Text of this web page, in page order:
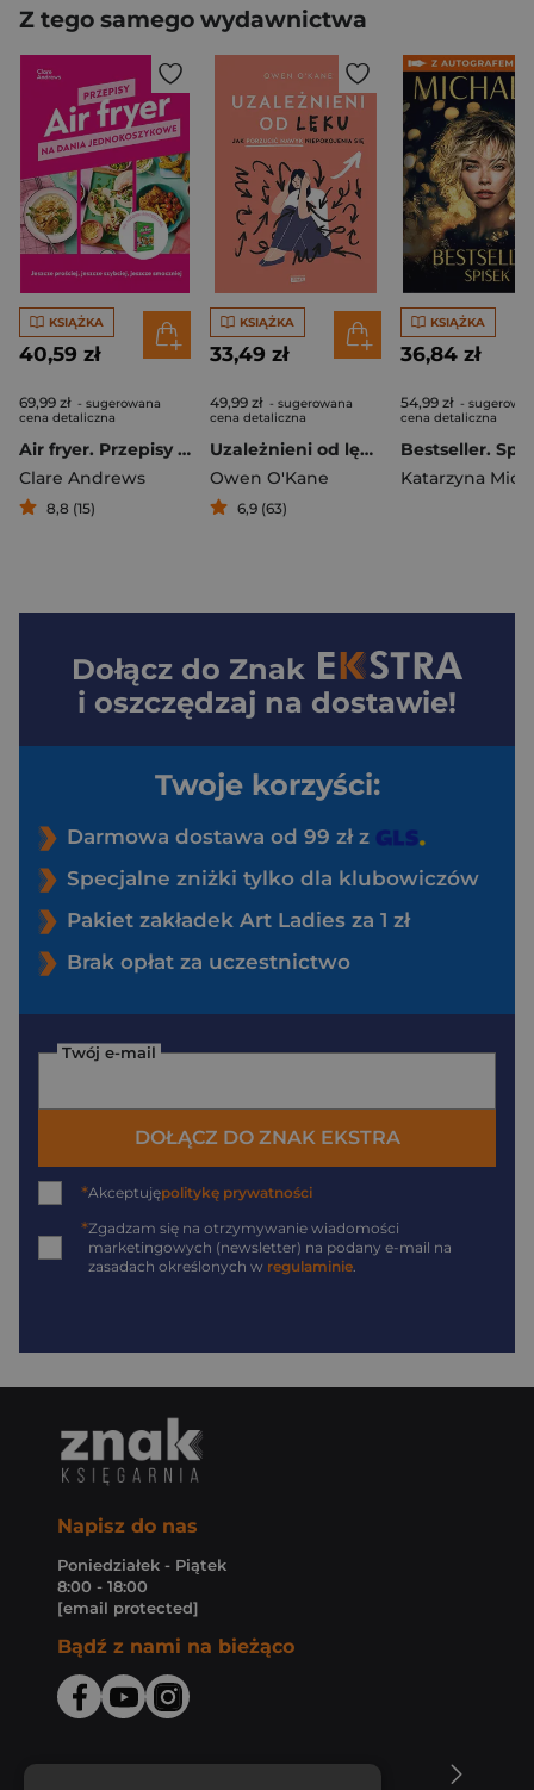
Z tego samego wydawnictwa
KSIĄŻKA
40,59 zł
69,99 zł - sugerowana
cena detaliczna
Air fryer. Przepisy na dania jednokoszykowe
Clare Andrews
8,8 (15)
KSIĄŻKA
33,49 zł
49,99 zł - sugerowana
cena detaliczna
Uzależnieni od lęku. Jak porzucić nawyk niepokojenia się
Owen O'Kane
6,9 (63)
KSIĄŻKA
36,84 zł
54,99 zł -
cena detaliczna
Katarzyna
Dołącz do Znak
i oszczędzaj na dostawie!
Twoje korzyści:
Darmowa dostawa od 99 zł z
Specjalne zniżki tylko dla klubowiczów
Pakiet zakładek Art Ladies za 1 zł
Brak opłat za uczestnictwo
Twój e-mail
DOŁĄCZ DO ZNAK EKSTRA
*Akceptujępolitykę prywatności
*Zgadzam się na otrzymywanie wiadomości
marketingowych (newsletter) na podany e-mail na
zasadach określonych w regulaminie.
Napisz do nas
Poniedziałek - Piątek
8:00 - 18:00
[email protected]
Bądź z nami na bieżąco